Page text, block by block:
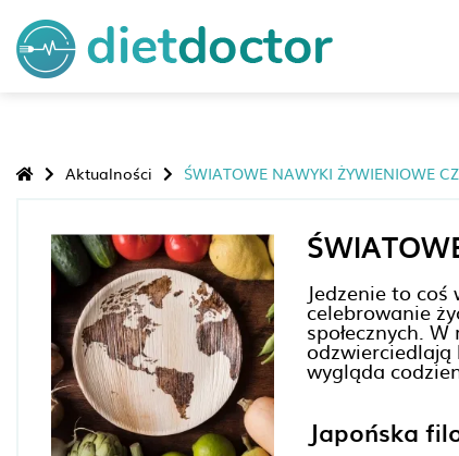
Aktualności ŚWIATOWE NAWYKI ŻYWIENIOWE
Jedzenie to
celebrowanie
społecznych.
odzwierciedlają
wygląda
Japońska